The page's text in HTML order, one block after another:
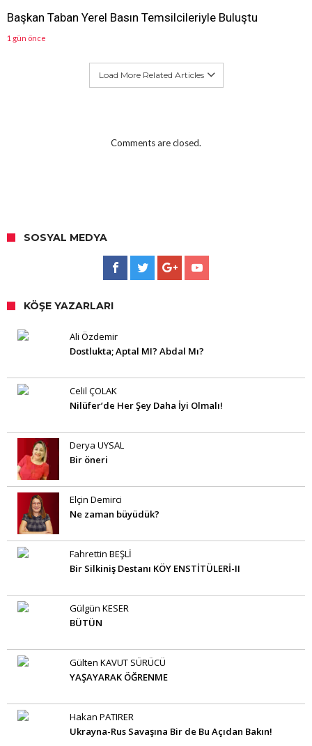
Başkan Taban Yerel Basın Temsilcileriyle Buluştu
1 gün önce
Load More Related Articles
Comments are closed.
SOSYAL MEDYA
KÖŞE YAZARLARI
Ali Özdemir
Dostlukta; Aptal MI? Abdal Mı?
Celil ÇOLAK
Nilüfer’de Her Şey Daha İyi Olmalı!
Derya UYSAL
Bir öneri
Elçin Demirci
Ne zaman büyüdük?
Fahrettin BEŞLİ
Bir Silkiniş Destanı KÖY ENSTİTÜLERİ-II
Gülgün KESER
BÜTÜN
Gülten KAVUT SÜRÜCÜ
YAŞAYARAK ÖĞRENME
Hakan PATIRER
Ukrayna-Rus Savaşına Bir de Bu Açıdan Bakın!